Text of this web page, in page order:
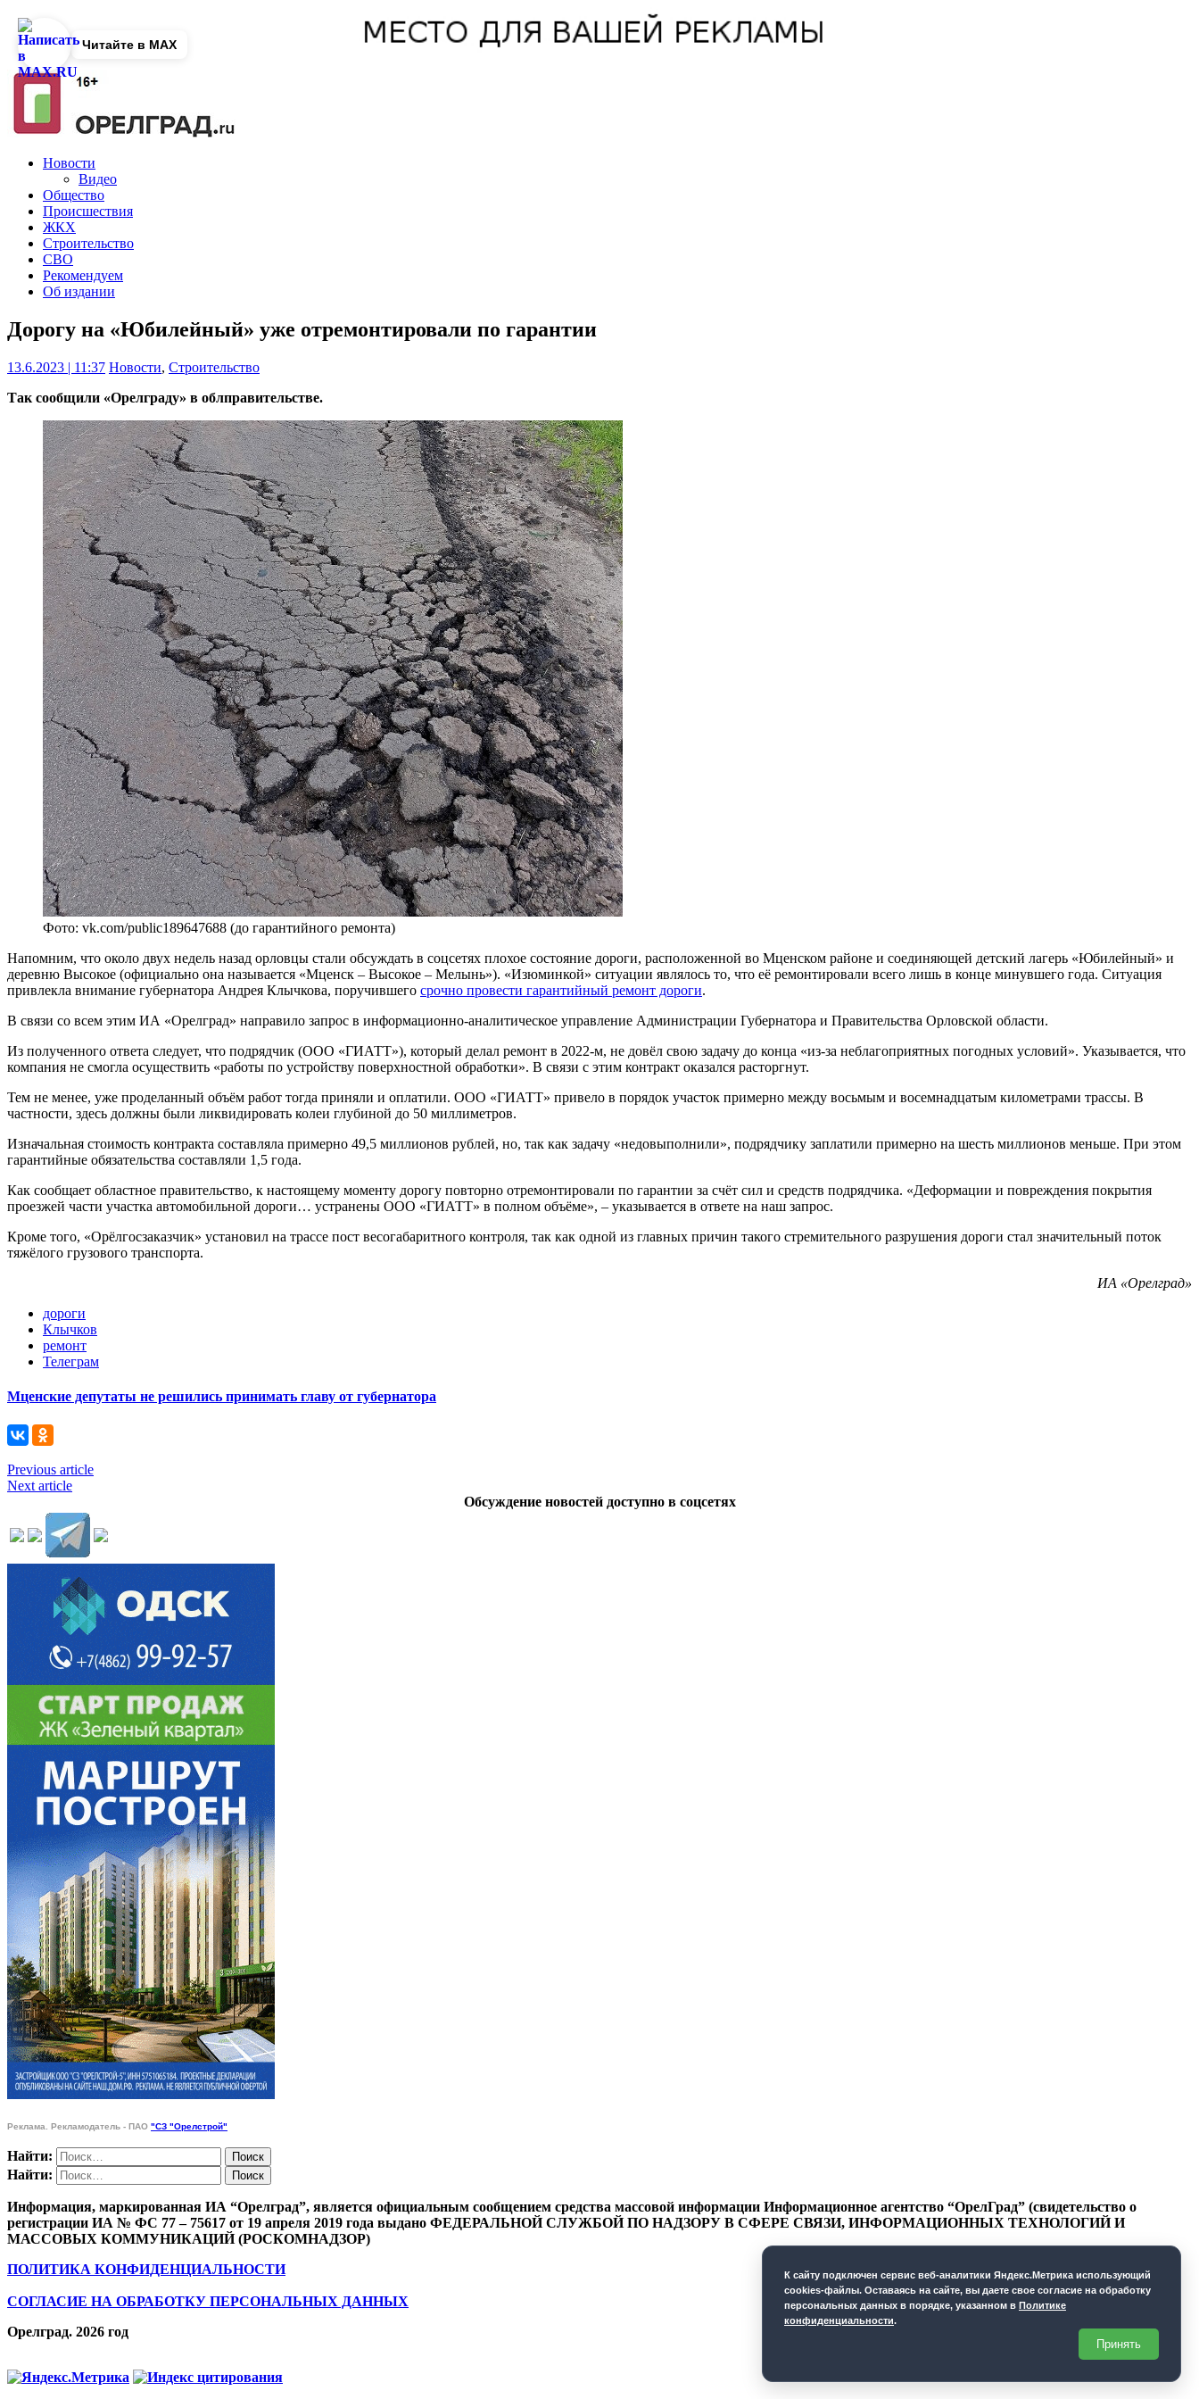
Новости
Видео
Общество
Происшествия
ЖКХ
Строительство
СВО
Рекомендуем
Об издании
Дорогу на «Юбилейный» уже отремонтировали по гарантии
13.6.2023 | 11:37 Новости, Строительство
Так сообщили «Орелграду» в облправительстве.
Фото: vk.com/public189647688 (до гарантийного ремонта)
Напомним, что около двух недель назад орловцы стали обсуждать в соцсетях плохое состояние дороги, расположенной во Мценском районе и соединяющей детский лагерь «Юбилейный» и
деревню Высокое (официально она называется «Мценск – Высокое – Мелынь»). «Изюминкой» ситуации являлось то, что её ремонтировали всего лишь в конце минувшего года. Ситуация
привлекла внимание губернатора Андрея Клычкова, поручившего срочно провести гарантийный ремонт дороги.
В связи со всем этим ИА «Орелград» направило запрос в информационно-аналитическое управление Администрации Губернатора и Правительства Орловской области.
Из полученного ответа следует, что подрядчик (ООО «ГИАТТ»), который делал ремонт в 2022-м, не довёл свою задачу до конца «из-за неблагоприятных погодных условий». Указывается, что
компания не смогла осуществить «работы по устройству поверхностной обработки». В связи с этим контракт оказался расторгнут.
Тем не менее, уже проделанный объём работ тогда приняли и оплатили. ООО «ГИАТТ» привело в порядок участок примерно между восьмым и восемнадцатым километрами трассы. В
частности, здесь должны были ликвидировать колеи глубиной до 50 миллиметров.
Изначальная стоимость контракта составляла примерно 49,5 миллионов рублей, но, так как задачу «недовыполнили», подрядчику заплатили примерно на шесть миллионов меньше. При этом
гарантийные обязательства составляли 1,5 года.
Как сообщает областное правительство, к настоящему моменту дорогу повторно отремонтировали по гарантии за счёт сил и средств подрядчика. «Деформации и повреждения покрытия
проезжей части участка автомобильной дороги… устранены ООО «ГИАТТ» в полном объёме», – указывается в ответе на наш запрос.
Кроме того, «Орёлгосзаказчик» установил на трассе пост весогабаритного контроля, так как одной из главных причин такого стремительного разрушения дороги стал значительный поток
тяжёлого грузового транспорта.
ИА «Орелград»
дороги
Клычков
ремонт
Телеграм
Мценские депутаты не решились принимать главу от губернатора
Previous article
Next article
Обсуждение новостей доступно в соцсетях
Реклама. Рекламодатель - ПАО "СЗ "Орелстрой"
Найти:
Найти:
Информация, маркированная ИА “Орелград”, является официальным сообщением средства массовой информации Информационное агентство “ОрелГрад” (свидетельство о
регистрации ИА № ФС 77 – 75617 от 19 апреля 2019 года выдано ФЕДЕРАЛЬНОЙ СЛУЖБОЙ ПО НАДЗОРУ В СФЕРЕ СВЯЗИ, ИНФОРМАЦИОННЫХ ТЕХНОЛОГИЙ И
МАССОВЫХ КОММУНИКАЦИЙ (РОСКОМНАДЗОР)
ПОЛИТИКА КОНФИДЕНЦИАЛЬНОСТИ
СОГЛАСИЕ НА ОБРАБОТКУ ПЕРСОНАЛЬНЫХ ДАННЫХ
Орелград. 2026 год
Читайте в MAX
К cайту подключен сервис веб-аналитики Яндекс.Метрика использующий
cookies-файлы. Оставаясь на сайте, вы даете свое согласие на обработку
персональных данных в порядке, указанном в Политике
конфиденциальности.
Принять